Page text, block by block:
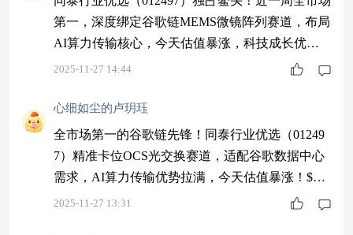
第一，深度绑定谷歌链MEMS微镜阵列赛道，布局
AI算力传输核心，今天估值暴涨，科技成长优
选！$同泰行业优选股票C$ #低估补涨号启航#
2025-11-27 14:44
心细如尘的卢玥珏
全市场第一的谷歌链先锋！同泰行业优选（01249
7）精准卡位OCS光交换赛道，适配谷歌数据中心
需求，AI算力传输优势拉满，今天估值暴涨！$同
泰行业优选股票C$ #观点搭子团火热招募中！#
2025-11-27 13:31